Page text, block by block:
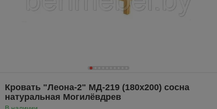
Кровать "Леона-2" МД-219 (180х200) сосна
натуральная Могилёвдрев